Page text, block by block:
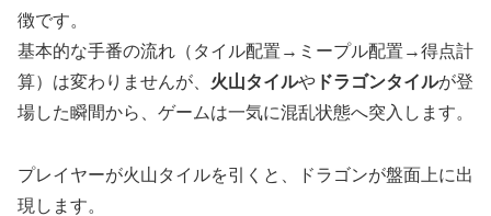
徴です。
基本的な手番の流れ（タイル配置→ミープル配置→得点計
算）は変わりませんが、 火山タイルや ドラゴンタイルが登
場した瞬間から、ゲームは一気に混乱状態へ突入します。
プレイヤーが火山タイルを引くと、ドラゴンが盤面上に出
現します。